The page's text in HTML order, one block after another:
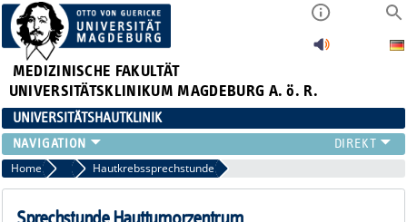
MEDIZINISCHE FAKULTÄT
UNIVERSITÄTSKLINIKUM MAGDEBURG A. ö. R.
UNIVERSITÄTSHAUTKLINIK
FÜR PATIENTEN
ÜBER UNS
FÜR ÄRZTE
Home Ambulante Behandlung
Hautkrebssprechstunde